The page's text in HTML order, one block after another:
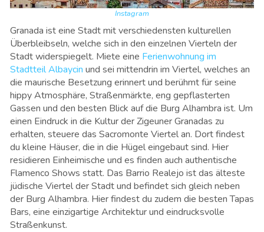
Instagram
Granada ist eine Stadt mit verschiedensten kulturellen
Überbleibseln, welche sich in den einzelnen Vierteln der
Stadt widerspiegelt. Miete eine Ferienwohnung im
Stadtteil Albaycin und sei mittendrin im Viertel, welches an
die maurische Besetzung erinnert und berühmt für seine
hippy Atmosphäre, Straßenmärkte, eng gepflasterten
Gassen und den besten Blick auf die Burg Alhambra ist. Um
einen Eindruck in die Kultur der Zigeuner Granadas zu
erhalten, steuere das Sacromonte Viertel an. Dort findest
du kleine Häuser, die in die Hügel eingebaut sind. Hier
residieren Einheimische und es finden auch authentische
Flamenco Shows statt. Das Barrio Realejo ist das älteste
jüdische Viertel der Stadt und befindet sich gleich neben
der Burg Alhambra. Hier findest du zudem die besten Tapas
Bars, eine einzigartige Architektur und eindrucksvolle
Straßenkunst.